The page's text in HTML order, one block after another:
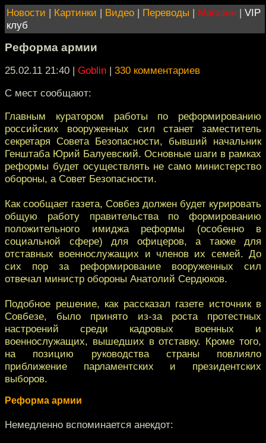
Новости | Картинки | Видео | Переводы | Магазин | VIP
клуб
Реформа армии
25.02.11 21:40 | Goblin | 330 комментариев
С мест сообщают:
Главным куратором работы по реформированию
российских вооруженных сил станет заместитель
секретаря Совета Безопасности, бывший начальник
Генштаба Юрий Балуевский. Основные шаги в рамках
реформы будет осуществлять не само министерство
обороны, а Совет Безопасности.
Как сообщает газета, Совбез должен будет курировать
общую работу правительства по формированию
положительного имиджа реформы (особенно в
социальной сфере) для офицеров, а также для
отставных военнослужащих и членов их семей. До
сих пор за реформирование вооруженных сил
отвечал министр обороны Анатолий Сердюков.
Подобное решение, как рассказал газете источник в
Совбезе, было принято из-за роста протестных
настроений среди кадровых военных и
военнослужащих, вышедших в отставку. Кроме того,
на позицию руководства страны повлияло
приближение парламентских и президентских
выборов.
Реформа армии
Немедленно вспоминается анекдот: